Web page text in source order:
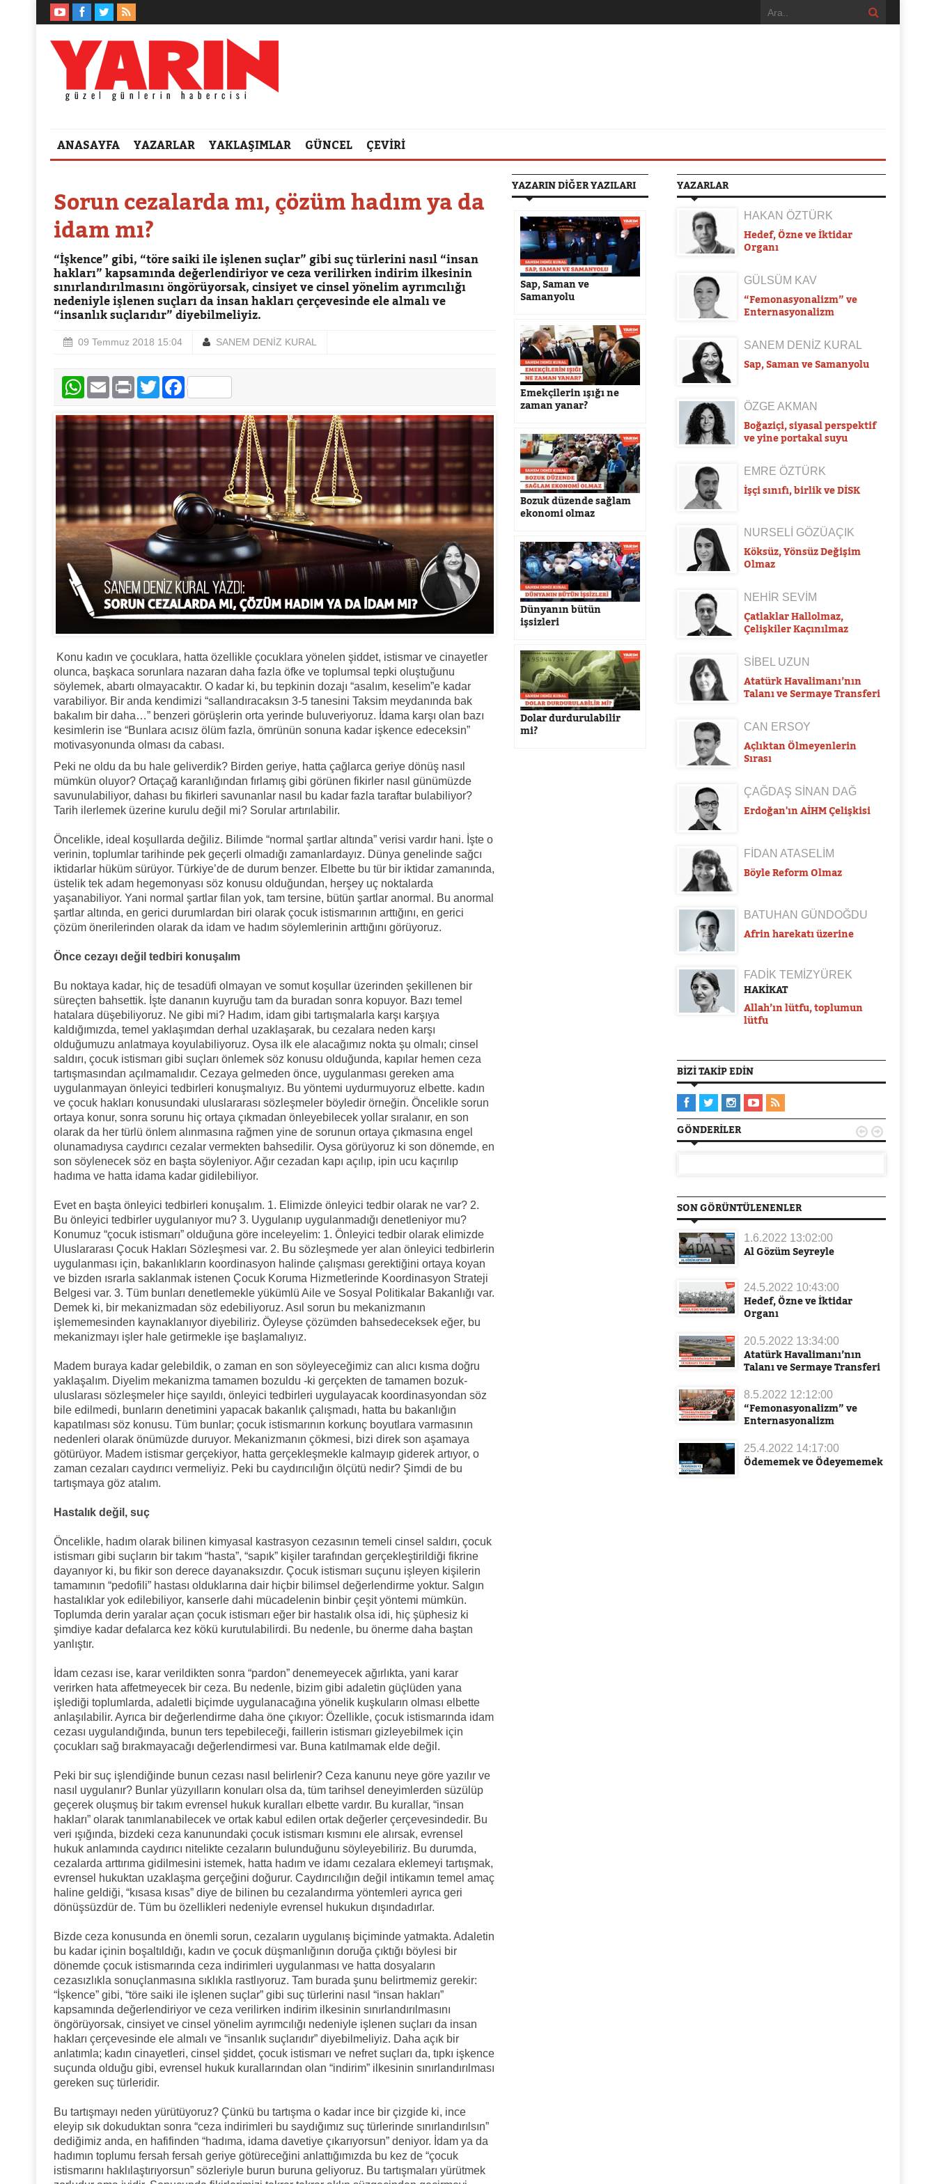
ANASAYFA YAZARLAR YAKLAŞIMLAR GÜNCEL ÇEVİRİ
Sorun cezalarda mı, çözüm hadım ya da
idam mı?
“İşkence” gibi, “töre saiki ile işlenen suçlar” gibi suç türlerini nasıl “insan
hakları” kapsamında değerlendiriyor ve ceza verilirken indirim ilkesinin
sınırlandırılmasını öngörüyorsak, cinsiyet ve cinsel yönelim ayrımcılığı
nedeniyle işlenen suçları da insan hakları çerçevesinde ele almalı ve
“insanlık suçlarıdır” diyebilmeliyiz.
09 Temmuz 2018 15:04 SANEM DENİZ KURAL
WhatsApp
EmailPrint TwitterFacebook
Konu kadın ve çocuklara, hatta özellikle çocuklara yönelen şiddet, istismar ve cinayetler
olunca, başkaca sorunlara nazaran daha fazla öfke ve toplumsal tepki oluştuğunu
söylemek, abartı olmayacaktır. O kadar ki, bu tepkinin dozajı “asalım, keselim”e kadar
varabiliyor. Bir anda kendimizi “sallandıracaksın 3-5 tanesini Taksim meydanında bak
bakalım bir daha…” benzeri görüşlerin orta yerinde buluveriyoruz. İdama karşı olan bazı
kesimlerin ise “Bunlara acısız ölüm fazla, ömrünün sonuna kadar işkence edeceksin”
motivasyonunda olması da cabası.
Peki ne oldu da bu hale geliverdik? Birden geriye, hatta çağlarca geriye dönüş nasıl
mümkün oluyor? Ortaçağ karanlığından fırlamış gibi görünen fikirler nasıl günümüzde
savunulabiliyor, dahası bu fikirleri savunanlar nasıl bu kadar fazla taraftar bulabiliyor?
Tarih ilerlemek üzerine kurulu değil mi? Sorular artırılabilir.
Öncelikle, ideal koşullarda değiliz. Bilimde “normal şartlar altında” verisi vardır hani. İşte o
verinin, toplumlar tarihinde pek geçerli olmadığı zamanlardayız. Dünya genelinde sağcı
iktidarlar hüküm sürüyor. Türkiye’de de durum benzer. Elbette bu tür bir iktidar zamanında,
üstelik tek adam hegemonyası söz konusu olduğundan, herşey uç noktalarda
yaşanabiliyor. Yani normal şartlar filan yok, tam tersine, bütün şartlar anormal. Bu anormal
şartlar altında, en gerici durumlardan biri olarak çocuk istismarının arttığını, en gerici
çözüm önerilerinden olarak da idam ve hadım söylemlerinin arttığını görüyoruz.
Önce cezayı değil tedbiri konuşalım
Bu noktaya kadar, hiç de tesadüfi olmayan ve somut koşullar üzerinden şekillenen bir
süreçten bahsettik. İşte dananın kuyruğu tam da buradan sonra kopuyor. Bazı temel
hatalara düşebiliyoruz. Ne gibi mi? Hadım, idam gibi tartışmalarla karşı karşıya
kaldığımızda, temel yaklaşımdan derhal uzaklaşarak, bu cezalara neden karşı
olduğumuzu anlatmaya koyulabiliyoruz. Oysa ilk ele alacağımız nokta şu olmalı; cinsel
saldırı, çocuk istismarı gibi suçları önlemek söz konusu olduğunda, kapılar hemen ceza
tartışmasından açılmamalıdır. Cezaya gelmeden önce, uygulanması gereken ama
uygulanmayan önleyici tedbirleri konuşmalıyız. Bu yöntemi uydurmuyoruz elbette. kadın
ve çocuk hakları konusundaki uluslararası sözleşmeler böyledir örneğin. Öncelikle sorun
ortaya konur, sonra sorunu hiç ortaya çıkmadan önleyebilecek yollar sıralanır, en son
olarak da her türlü önlem alınmasına rağmen yine de sorunun ortaya çıkmasına engel
olunamadıysa caydırıcı cezalar vermekten bahsedilir. Oysa görüyoruz ki son dönemde, en
son söylenecek söz en başta söyleniyor. Ağır cezadan kapı açılıp, ipin ucu kaçırılıp
hadıma ve hatta idama kadar gidilebiliyor.
Evet en başta önleyici tedbirleri konuşalım. 1. Elimizde önleyici tedbir olarak ne var? 2.
Bu önleyici tedbirler uygulanıyor mu? 3. Uygulanıp uygulanmadığı denetleniyor mu?
Konumuz “çocuk istismarı” olduğuna göre inceleyelim: 1. Önleyici tedbir olarak elimizde
Uluslararası Çocuk Hakları Sözleşmesi var. 2. Bu sözleşmede yer alan önleyici tedbirlerin
uygulanması için, bakanlıkların koordinasyon halinde çalışması gerektiğini ortaya koyan
ve bizden ısrarla saklanmak istenen Çocuk Koruma Hizmetlerinde Koordinasyon Strateji
Belgesi var. 3. Tüm bunları denetlemekle yükümlü Aile ve Sosyal Politikalar Bakanlığı var.
Demek ki, bir mekanizmadan söz edebiliyoruz. Asıl sorun bu mekanizmanın
işlememesinden kaynaklanıyor diyebiliriz. Öyleyse çözümden bahsedeceksek eğer, bu
mekanizmayı işler hale getirmekle işe başlamalıyız.
Madem buraya kadar gelebildik, o zaman en son söyleyeceğimiz can alıcı kısma doğru
yaklaşalım. Diyelim mekanizma tamamen bozuldu -ki gerçekten de tamamen bozuk-
uluslarası sözleşmeler hiçe sayıldı, önleyici tedbirleri uygulayacak koordinasyondan söz
bile edilmedi, bunların denetimini yapacak bakanlık çalışmadı, hatta bu bakanlığın
kapatılması söz konusu. Tüm bunlar; çocuk istismarının korkunç boyutlara varmasının
nedenleri olarak önümüzde duruyor. Mekanizmanın çökmesi, bizi direk son aşamaya
götürüyor. Madem istismar gerçekiyor, hatta gerçekleşmekle kalmayıp giderek artıyor, o
zaman cezaları caydırıcı vermeliyiz. Peki bu caydırıcılığın ölçütü nedir? Şimdi de bu
tartışmaya göz atalım.
Hastalık değil, suç
Öncelikle, hadım olarak bilinen kimyasal kastrasyon cezasının temeli cinsel saldırı, çocuk
istismarı gibi suçların bir takım “hasta”, “sapık” kişiler tarafından gerçekleştirildiği fikrine
dayanıyor ki, bu fikir son derece dayanaksızdır. Çocuk istismarı suçunu işleyen kişilerin
tamamının “pedofili” hastası olduklarına dair hiçbir bilimsel değerlendirme yoktur. Salgın
hastalıklar yok edilebiliyor, kanserle dahi mücadelenin binbir çeşit yöntemi mümkün.
Toplumda derin yaralar açan çocuk istismarı eğer bir hastalık olsa idi, hiç şüphesiz ki
şimdiye kadar defalarca kez kökü kurutulabilirdi. Bu nedenle, bu önerme daha baştan
yanlıştır.
İdam cezası ise, karar verildikten sonra “pardon” denemeyecek ağırlıkta, yani karar
verirken hata affetmeyecek bir ceza. Bu nedenle, bizim gibi adaletin güçlüden yana
işlediği toplumlarda, adaletli biçimde uygulanacağına yönelik kuşkuların olması elbette
anlaşılabilir. Ayrıca bir değerlendirme daha öne çıkıyor: Özellikle, çocuk istismarında idam
cezası uygulandığında, bunun ters tepebileceği, faillerin istismarı gizleyebilmek için
çocukları sağ bırakmayacağı değerlendirmesi var. Buna katılmamak elde değil.
Peki bir suç işlendiğinde bunun cezası nasıl belirlenir? Ceza kanunu neye göre yazılır ve
nasıl uygulanır? Bunlar yüzyılların konuları olsa da, tüm tarihsel deneyimlerden süzülüp
geçerek oluşmuş bir takım evrensel hukuk kuralları elbette vardır. Bu kurallar, “insan
hakları” olarak tanımlanabilecek ve ortak kabul edilen ortak değerler çerçevesindedir. Bu
veri ışığında, bizdeki ceza kanunundaki çocuk istismarı kısmını ele alırsak, evrensel
hukuk anlamında caydırıcı nitelikte cezaların bulunduğunu söyleyebiliriz. Bu durumda,
cezalarda arttırıma gidilmesini istemek, hatta hadım ve idamı cezalara eklemeyi tartışmak,
evrensel hukuktan uzaklaşma gerçeğini doğurur. Caydırıcılığın değil intikamın temel amaç
haline geldiği, “kısasa kısas” diye de bilinen bu cezalandırma yöntemleri ayrıca geri
dönüşsüzdür de. Tüm bu özellikleri nedeniyle evrensel hukukun dışındadırlar.
Bizde ceza konusunda en önemli sorun, cezaların uygulanış biçiminde yatmakta. Adaletin
bu kadar içinin boşaltıldığı, kadın ve çocuk düşmanlığının doruğa çıktığı böylesi bir
dönemde çocuk istismarında ceza indirimleri uygulanması ve hatta dosyaların
cezasızlıkla sonuçlanmasına sıklıkla rastlıyoruz. Tam burada şunu belirtmemiz gerekir:
“İşkence” gibi, “töre saiki ile işlenen suçlar” gibi suç türlerini nasıl “insan hakları”
kapsamında değerlendiriyor ve ceza verilirken indirim ilkesinin sınırlandırılmasını
öngörüyorsak, cinsiyet ve cinsel yönelim ayrımcılığı nedeniyle işlenen suçları da insan
hakları çerçevesinde ele almalı ve “insanlık suçlarıdır” diyebilmeliyiz. Daha açık bir
anlatımla; kadın cinayetleri, cinsel şiddet, çocuk istismarı ve nefret suçları da, tıpkı işkence
suçunda olduğu gibi, evrensel hukuk kurallarından olan “indirim” ilkesinin sınırlandırılması
gereken suç türleridir.
Bu tartışmayı neden yürütüyoruz? Çünkü bu tartışma o kadar ince bir çizgide ki, ince
eleyip sık dokuduktan sonra “ceza indirimleri bu saydığımız suç türlerinde sınırlandırılsın”
dediğimiz anda, en hafifinden “hadıma, idama davetiye çıkarıyorsun” deniyor. İdam ya da
hadımın toplumu fersah fersah geriye götüreceğini anlattığımızda bu kez de “çocuk
istismarını haklılaştırıyorsun” sözleriyle burun buruna geliyoruz. Bu tartışmaları yürütmek
YAZARIN DİĞER YAZILARI
Sap, Saman ve
Samanyolu
Emekçilerin ışığı ne
zaman yanar?
Bozuk düzende sağlam
ekonomi olmaz
Dünyanın bütün
işsizleri
Dolar durdurulabilir
mi?
YAZARLAR
HAKAN ÖZTÜRK
Hedef, Özne ve İktidar
Organı
GÜLSÜM KAV
“Femonasyonalizm” ve
Enternasyonalizm
SANEM DENİZ KURAL
Sap, Saman ve Samanyolu
ÖZGE AKMAN
Boğaziçi, siyasal perspektif
ve yine portakal suyu
EMRE ÖZTÜRK
İşçi sınıfı, birlik ve DİSK
NURSELİ GÖZÜAÇIK
Köksüz, Yönsüz Değişim
Olmaz
NEHİR SEVİM
Çatlaklar Hallolmaz,
Çelişkiler Kaçınılmaz
SİBEL UZUN
Atatürk Havalimanı’nın
Talanı ve Sermaye Transferi
CAN ERSOY
Açlıktan Ölmeyenlerin
Sırası
ÇAĞDAŞ SİNAN DAĞ
Erdoğan'ın AİHM Çelişkisi
FİDAN ATASELİM
Böyle Reform Olmaz
BATUHAN GÜNDOĞDU
Afrin harekatı üzerine
FADİK TEMİZYÜREK
HAKİKAT
Allah’ın lütfu, toplumun
lütfu
BIZI TAKIP EDIN
GÖNDERILER  
SON GÖRÜNTÜLENENLER
1.6.2022 13:02:00
Al Gözüm Seyreyle
24.5.2022 10:43:00
Hedef, Özne ve İktidar
Organı
20.5.2022 13:34:00
Atatürk Havalimanı’nın
Talanı ve Sermaye Transferi
8.5.2022 12:12:00
“Femonasyonalizm” ve
Enternasyonalizm
25.4.2022 14:17:00
Ödememek ve Ödeyememek